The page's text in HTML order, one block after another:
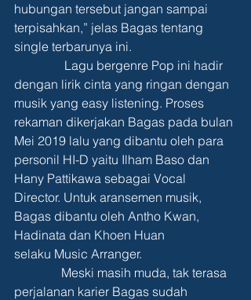
hubungan tersebut jangan sampai
terpisahkan,” jelas Bagas tentang
single terbarunya ini.
dengan lirik cinta yang ringan dengan
musik yang easy listening. Proses
rekaman dikerjakan Bagas pada bulan
Mei 2019 lalu yang dibantu oleh para
personil HI-D yaitu Ilham Baso dan
Hany Pattikawa sebagai Vocal
Director. Untuk aransemen musik,
Bagas dibantu oleh Antho Kwan,
Hadinata dan Khoen Huan
selaku Music Arranger.
perjalanan karier Bagas sudah